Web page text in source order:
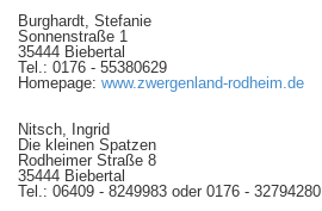
Burghardt, Stefanie
Sonnenstraße 1
35444 Biebertal
Tel.: 0176 - 55380629
Homepage: www.zwergenland-rodheim.de
Nitsch, Ingrid
Die kleinen Spatzen
Rodheimer Straße 8
35444 Biebertal
Tel.: 06409 - 8249983 oder 0176 - 32794280